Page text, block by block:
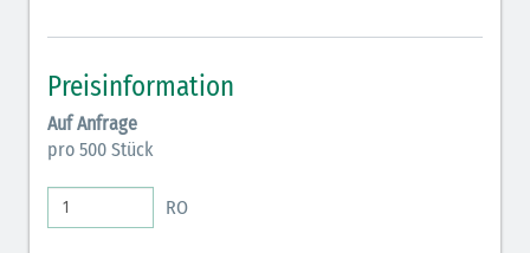
Rahmen)
Elektrolyte (grün-pink)
Elektrolyte Kalium (grün-blau)
Elektrolyte NaCl (grün)
Inodilatatoren (rot-grün)
Preisinformation
Auf Anfrage
pro 500 Stück
RO